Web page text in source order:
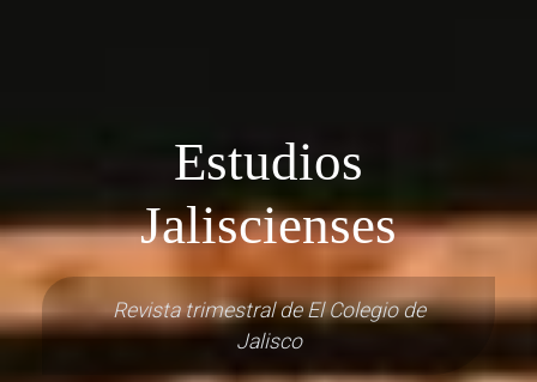
Estudios
Jaliscienses
Revista trimestral de El Colegio de
Jalisco